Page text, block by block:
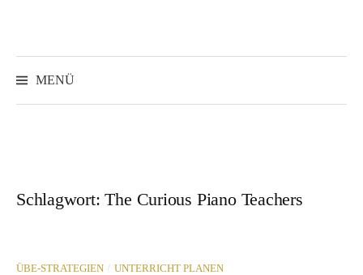
Inhalt
MENÜ
Schlagwort:The Curious Piano Teachers
ÜBE-STRATEGIEN / UNTERRICHT PLANEN